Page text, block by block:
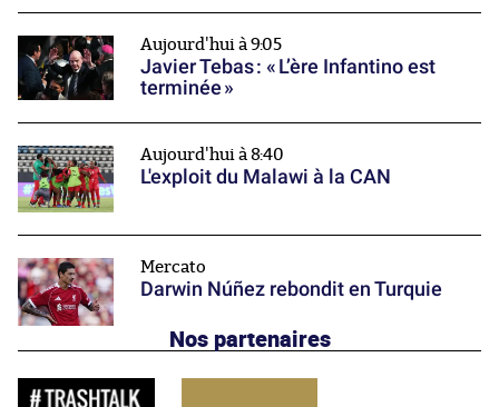
Aujourd'hui à 9:05
Javier Tebas : « L’ère Infantino est
terminée »
Aujourd'hui à 8:40
L'exploit du Malawi à la CAN
Mercato
Darwin Núñez rebondit en Turquie
Nos partenaires